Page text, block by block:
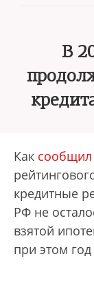
В
Как сообщил
кредитные
РФ не
взятой
при этом